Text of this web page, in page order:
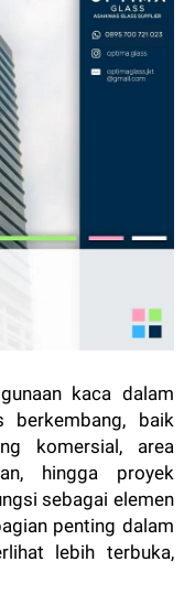
kaca dalam
berkembang, baik
komersial, area
hingga proyek
sebagai elemen
penting dalam
lebih terbuka,